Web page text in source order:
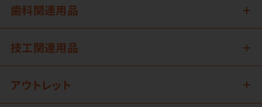
歯科関連用品
技工関連用品
アウトレット